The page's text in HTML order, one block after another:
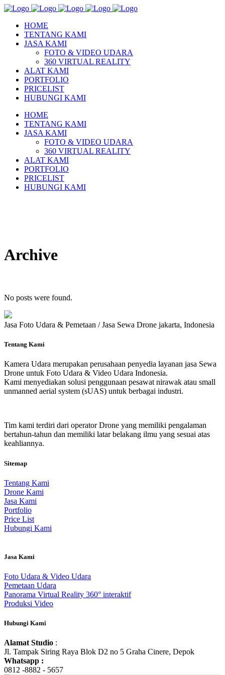
HOME
TENTANG KAMI
JASA KAMI
FOTO & VIDEO UDARA
360 VIRTUAL REALITY
ALAT KAMI
PORTFOLIO
PRICELIST
HUBUNGI KAMI
HOME
TENTANG KAMI
JASA KAMI
FOTO & VIDEO UDARA
360 VIRTUAL REALITY
ALAT KAMI
PORTFOLIO
PRICELIST
HUBUNGI KAMI
Archive
No posts were found.
Jasa Foto Udara & Pemetaan / Jasa Sewa Drone jakarta, Indonesia
Tentang Kami
Kamera Udara merupakan perusahaan penyedia layanan jasa Sewa
Drone untuk Foto Udara & Video Udara Indonesia.
Kami menyediakan solusi penggunaan pesawat nirawak atau small
unmanned aerial system (sUAS) untuk berbagai industri.
Tim kami terdiri dari operator Drone yang memiliki pengalaman
bertahun-tahun dan memiliki latar belakang ilmu yang sesuai atas
keahliannya.
Sitemap
Tentang Kami
Drone Kami
Jasa Kami
Portfolio
Price List
Hubungi Kami
Jasa Kami
Foto Udara & Video Udara
Pemetaan Udara
Panorama Virtual Reality 360° interaktif
Produksi Video
Hubungi Kami
Alamat Studio :
Jl. Tampak Siring Raya Blok D2 no 5 Graha Cinere, Depok
Whatsapp :
0812 -8882 - 5657